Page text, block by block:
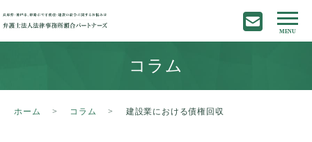
コラム
ホーム コラム 建設業における債権回収